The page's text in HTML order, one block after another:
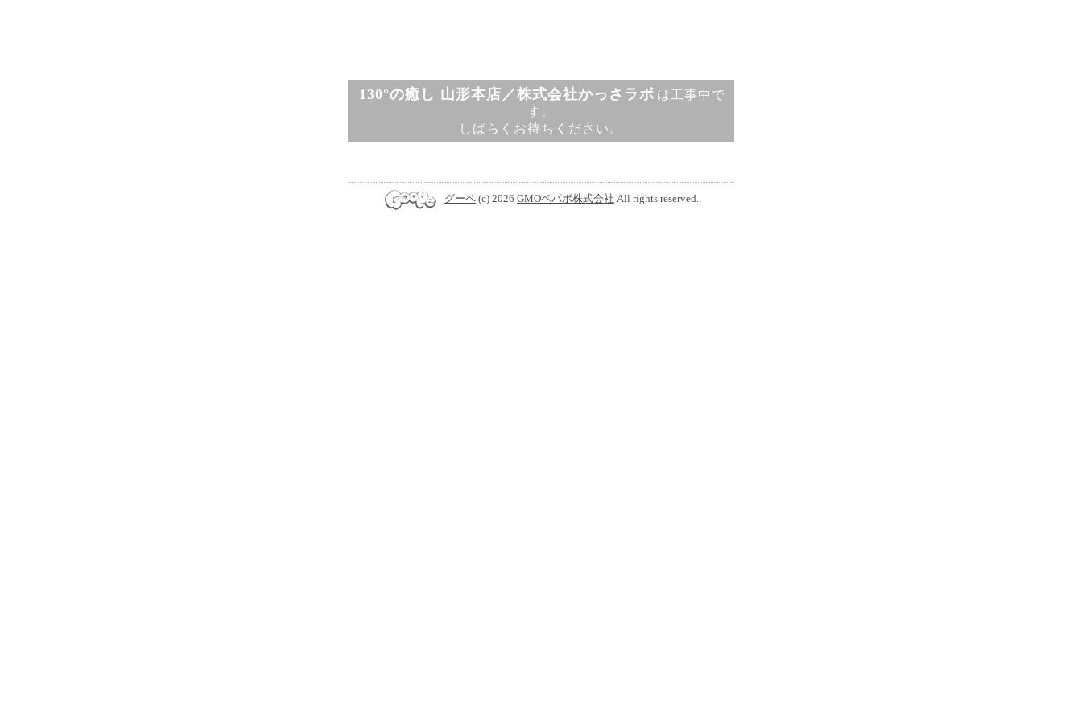
130°の癒し 山形本店／株式会社かっさラボ は工事中で
す。
しばらくお待ちください。
グーペ (c) 2026 GMOペパボ株式会社 All rights reserved.